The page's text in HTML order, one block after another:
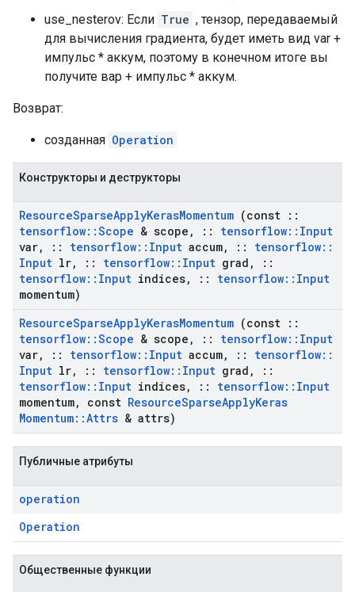
use_nesterov: Если True , тензор, передаваемый
для вычисления градиента, будет иметь вид var +
импульс * аккум, поэтому в конечном итоге вы
получите вар + импульс * аккум.
Возврат:
созданная Operation
Конструкторы и деструкторы
ResourceSparseApplyKerasMomentum (const ::
tensorflow::Scope & scope , :: tensorflow:: Input
var, :: tensorflow:: Input accum, :: tensorflow::
Input lr, :: tensorflow:: Input grad ,
::
tensorflow:: Input indices, :: tensorflow:: Input
momentum)
ResourceSparseApplyKerasMomentum (const ::
tensorflow::Scope & scope , :: tensorflow:: Input
var, :: tensorflow:: Input accum, :: tensorflow::
Input lr, :: tensorflow:: Input grad ,
::
tensorflow:: Input indices, :: tensorflow:: Input
momentum, const ResourceSparseApplyKeras
Momentum::Attrs & attrs)
Публичные атрибуты
operation
Operation
Общественные функции